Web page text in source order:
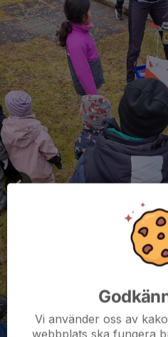
Vi använder oss av
webbplats ska fungera